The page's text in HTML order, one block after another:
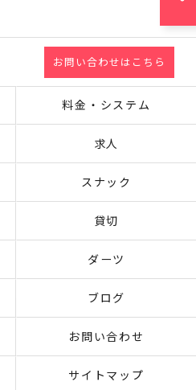
お問い合わせはこちら
料金・システム
求人
スナック
貸切
ダーツ
ブログ
お問い合わせ
サイトマップ